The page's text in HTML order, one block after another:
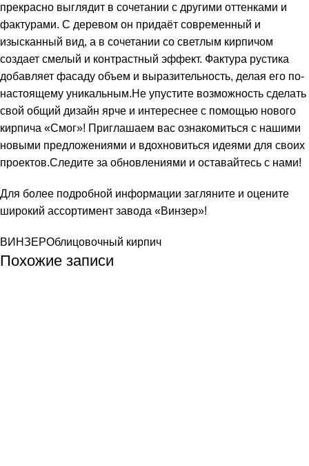
прекрасно выглядит в сочетании с другими оттенками и
фактурами. С деревом он придаёт современный и
изысканный вид, а в сочетании со светлым кирпичом
создает смелый и контрастный эффект. Фактура рустика
добавляет фасаду объем и выразительность, делая его по-
настоящему уникальным.Не упустите возможность сделать
свой общий дизайн ярче и интереснее с помощью нового
кирпича «Смог»! Приглашаем вас ознакомиться с нашими
новыми предложениями и вдохновиться идеями для своих
проектов.Следите за обновлениями и оставайтесь с нами!
Для более подробной информации загляните и оцените
широкий ассортимент завода «Винзер»!
ВИНЗЕРОблицовочный кирпич
Похожие записи